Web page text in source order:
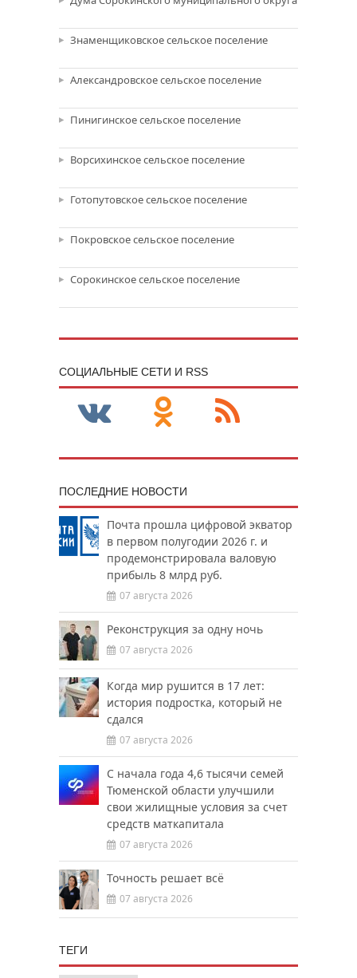
Знаменщиковское сельское поселение
Александровское сельское поселение
Пинигинское сельское поселение
Ворсихинское сельское поселение
Готопутовское сельское поселение
Покровское сельское поселение
Сорокинское сельское поселение
CОЦИАЛЬНЫЕ СЕТИ И RSS
ПОСЛЕДНИЕ НОВОСТИ
Почта прошла цифровой экватор
в первом полугодии 2026 г. и
продемонстрировала валовую
прибыль 8 млрд руб.
07 августа 2026
Реконструкция за одну ночь
07 августа 2026
Когда мир рушится в 17 лет:
история подростка, который не
сдался
07 августа 2026
С начала года 4,6 тысячи семей
Тюменской области улучшили
свои жилищные условия за счет
средств маткапитала
07 августа 2026
Точность решает всё
07 августа 2026
ТЕГИ